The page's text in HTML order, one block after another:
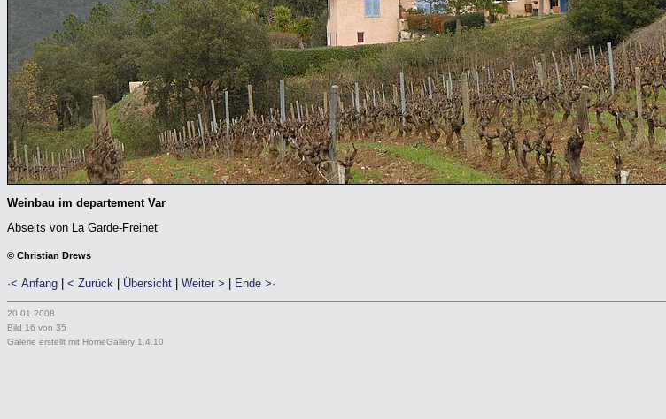
Weinbau im departement Var
Abseits von La Garde-Freinet
© Christian Drews
·< Anfang < Zurück Übersicht Weiter > Ende >·
20.01.2008
Bild 16 von 35
Galerie erstellt mit HomeGallery 1.4.10